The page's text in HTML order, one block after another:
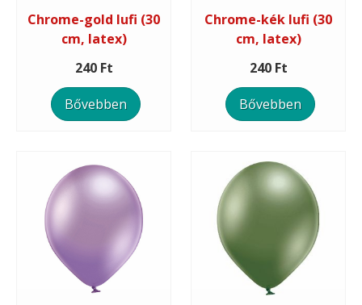
Chrome-gold lufi (30
cm, latex)
240 Ft
Bővebben
Chrome-kék lufi (30
cm, latex)
240 Ft
Bővebben